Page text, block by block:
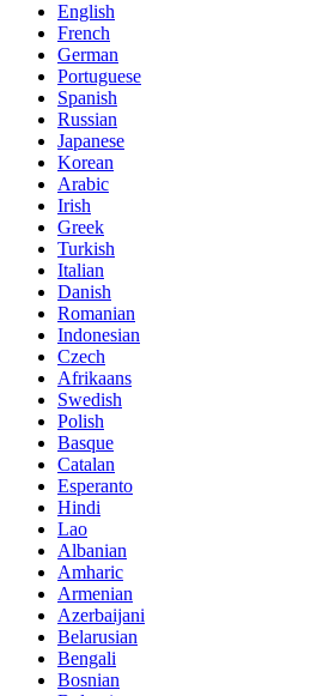
English
French
German
Portuguese
Spanish
Russian
Japanese
Korean
Arabic
Irish
Greek
Turkish
Italian
Danish
Romanian
Indonesian
Czech
Afrikaans
Swedish
Polish
Basque
Catalan
Esperanto
Hindi
Lao
Albanian
Amharic
Armenian
Azerbaijani
Belarusian
Bengali
Bosnian